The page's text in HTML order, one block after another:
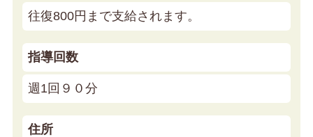
往復800円まで支給されます。
指導回数
週1回９０分
住所